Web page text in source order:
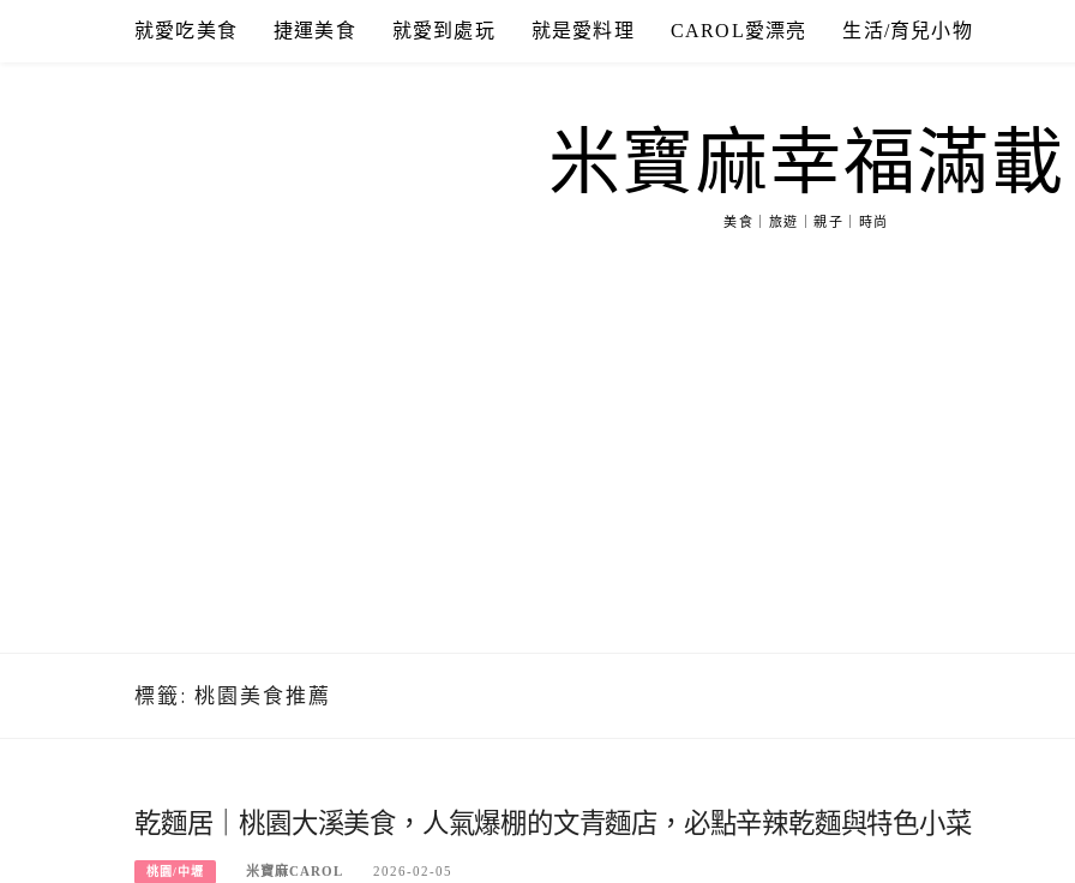
就愛吃美食 捷運美食 就愛到處玩 就是愛料理 CAROL愛漂亮 生活/育兒小物
米寶麻幸福滿載
美食｜旅遊｜親子｜時尚
標籤: 桃園美食推薦
乾麵居｜桃園大溪美食，人氣爆棚的文青麵店，必點辛辣乾麵與特色小菜
桃園/中壢 米寶麻CAROL 2026-02-05